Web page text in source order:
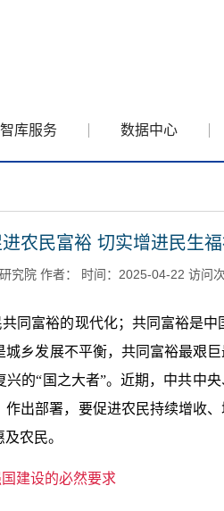
智库服务 数据中心
农民富裕 切实增进民生
究院 作者： 时间：2025-04-22 访问
同富裕的现代化；共同富裕是中
乡发展不平衡，共同富裕最艰
的“国之大者”。近期，中共中
出部署，要促进农民持续增收
农民。
建设的必然要求